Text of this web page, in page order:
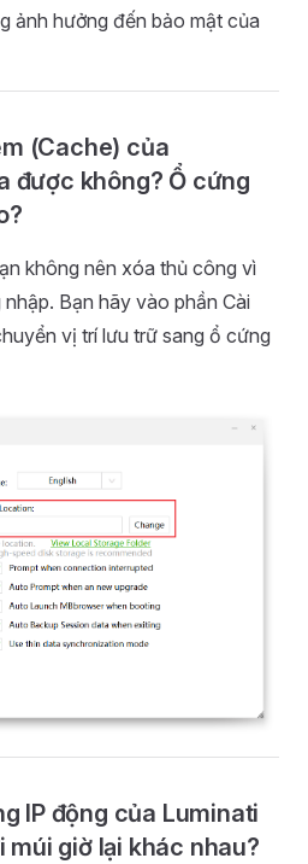
ảnh hưởng đến bảo mật của
(Cache) của
được không? Ổ cứng
không nên xóa thủ công vì
Bạn hãy vào phần Cài
vị trí lưu trữ sang ổ cứng
IP động của Luminati
múi giờ lại khác nhau?